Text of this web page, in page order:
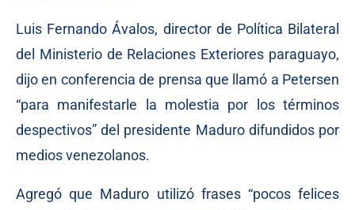
Luis Fernando Ávalos, director de Política Bilateral
del Ministerio de Relaciones Exteriores paraguayo,
dijo en conferencia de prensa que llamó a Petersen
“para manifestarle la molestia por los términos
despectivos” del presidente Maduro difundidos por
medios venezolanos.
Agregó que Maduro utilizó frases “pocos felices